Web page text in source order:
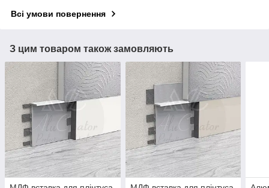
Всі умови повернення
З цим товаром також замовляють